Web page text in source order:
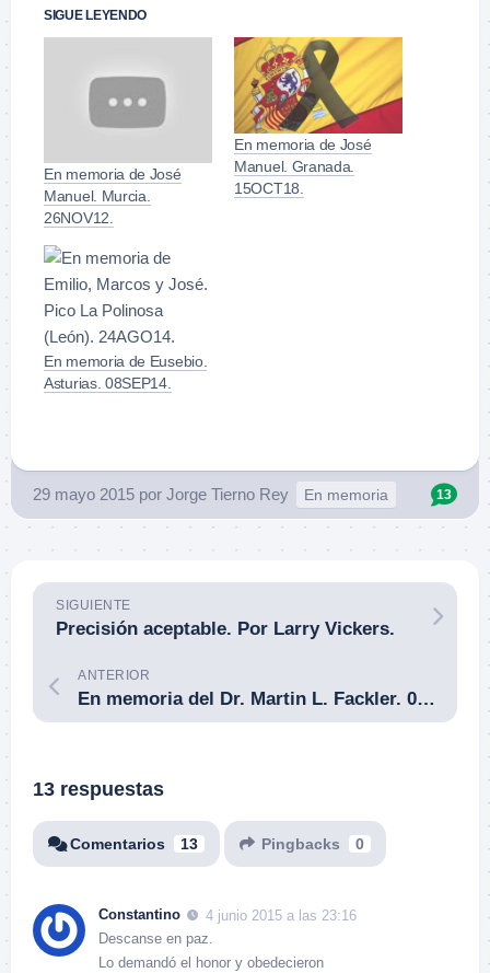
SIGUE LEYENDO
En memoria de José
Manuel. Murcia.
26NOV12.
En memoria de José
Manuel. Granada.
15OCT18.
En memoria de Eusebio.
Asturias. 08SEP14.
29 mayo 2015 por Jorge Tierno Rey En memoria 13
SIGUIENTE
Precisión aceptable. Por Larry Vickers.
ANTERIOR
En memoria del Dr. Martin L. Fackler. 08ABR1933-23MAY2015. Descanse En Paz.
13 respuestas
Comentarios 13 Pingbacks 0
Constantino
4 junio 2015 a las 23:16
Descanse en paz.
Lo demandó el honor y obedecieron